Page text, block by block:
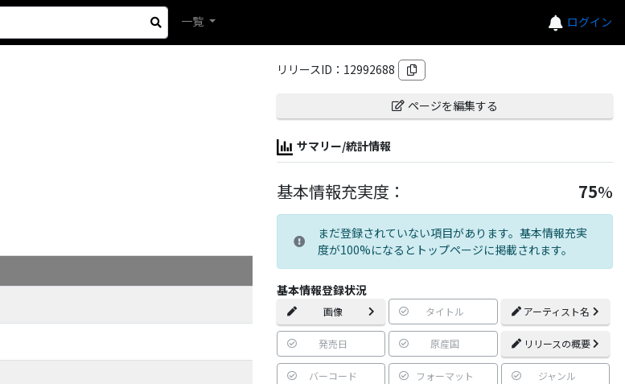
ログイン
一覧
リリースID： 12992688
ページを編集する
サマリー/統計情報
基本情報充実度： 75%
まだ登録されていない項目があります。基本情報充実
度が100%になるとトップページに掲載されます。
基本情報登録状況
画像 タイトル アーティスト名
発売日 原産国 リリースの概要
バーコード フォーマット ジャンル